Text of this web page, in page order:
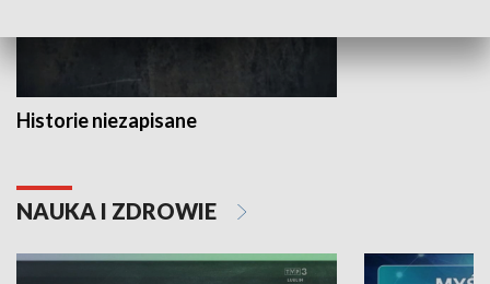
Historie niezapisane
NAUKA I ZDROWIE